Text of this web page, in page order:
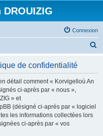
Connexion
de confidentialité
détail comment « Korvigelloù An
ci-après par « nous »,
» et
(désigné ci-après par « logiciel
les informations collectées lors
ci-après par « vos